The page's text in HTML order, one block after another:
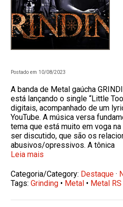
Postado em 10/08/2023
A banda de Metal gaúcha
está lançando o single “Little
digitais, acompanhado de um
YouTube. A música versa
tema que está muito em voga
ser discutido, que são os
abusivos/opressivos. A tônica
Leia mais
Categoria/Category: Destaque ·
Tags:Grinding • Metal • Metal RS